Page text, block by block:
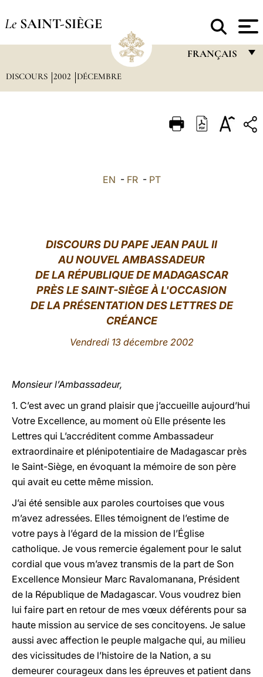
Le SAINT-SIÈGE
FRANÇAIS
ITALIANO
中文
LATINE
DISCOURS 2002 DÉCEMBRE
EN - FR- PT
DISCOURS DU PAPE JEAN PAUL II
AU NOUVEL AMBASSADEUR
DE LA RÉPUBLIQUE DE MADAGASCAR
PRÈS LE SAINT-SIÈGE À L'OCCASION
DE LA PRÉSENTATION DES LETTRES DE
CRÉANCE
Vendredi 13 décembre 2002
Monsieur l’Ambassadeur,
1. C’est avec un grand plaisir que j’accueille aujourd’hui
Votre Excellence, au moment où Elle présente les
Lettres qui L’accréditent comme Ambassadeur
extraordinaire et plénipotentiaire de Madagascar près
le Saint-Siège, en évoquant la mémoire de son père
qui avait eu cette même mission.
J’ai été sensible aux paroles courtoises que vous
m’avez adressées. Elles témoignent de l’estime de
votre pays à l’égard de la mission de l’Église
catholique. Je vous remercie également pour le salut
cordial que vous m’avez transmis de la part de Son
Excellence Monsieur Marc Ravalomanana, Président
de la République de Madagascar. Vous voudrez bien
lui faire part en retour de mes vœux déférents pour sa
haute mission au service de ses concitoyens. Je salue
aussi avec affection le peuple malgache qui, au milieu
des vicissitudes de l’histoire de la Nation, a su
demeurer courageux dans les épreuves et patient dans